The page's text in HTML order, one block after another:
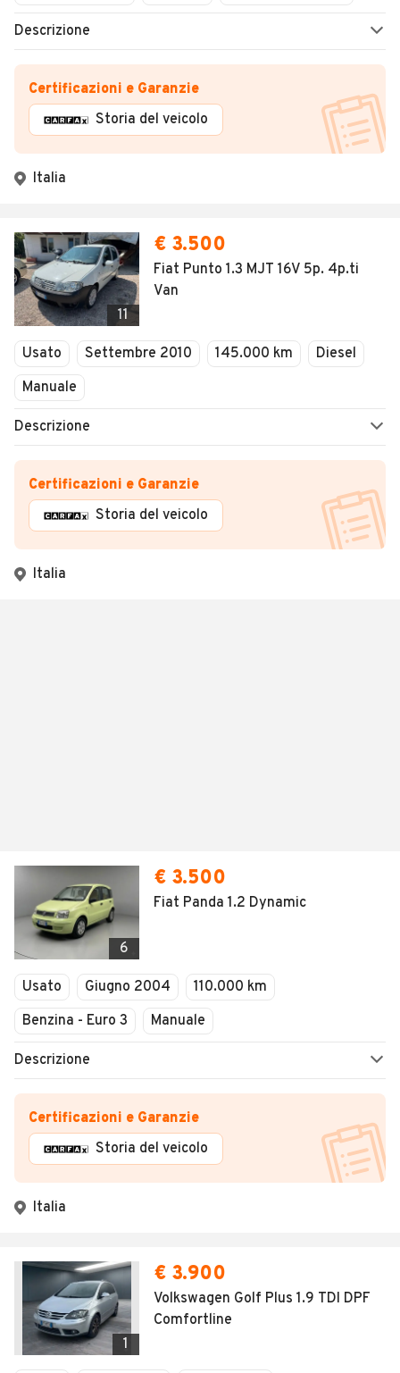
Descrizione
Certificazioni e Garanzie
Storia del veicolo
Italia
11
€ 3.500
Fiat Punto 1.3 MJT 16V 5p. 4p.ti
Van
Usato Settembre 2010 145.000 km
Diesel
Manuale
Descrizione
Certificazioni e Garanzie
Storia del veicolo
Italia
6
€ 3.500
Fiat Panda 1.2 Dynamic
Usato Giugno 2004
110.000 km
Benzina - Euro 3
Manuale
Descrizione
Certificazioni e Garanzie
Storia del veicolo
Italia
1
€ 3.900
Volkswagen Golf Plus 1.9 TDI DPF
Comfortline